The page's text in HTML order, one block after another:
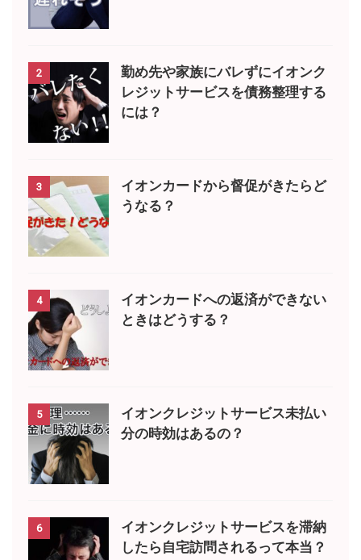
2
勤め先や家族にバレずにイオンク
レジットサービスを債務整理する
には？
3
イオンカードから督促がきたらど
うなる？
4
イオンカードへの返済ができない
ときはどうする？
5
イオンクレジットサービス未払い
分の時効はあるの？
6
イオンクレジットサービスを滞納
したら自宅訪問されるって本当？